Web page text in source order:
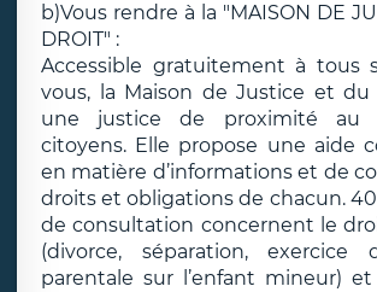
b)Vous rendre à la "MAISON DE
DROIT" :
Accessible gratuitement à tous
vous, la Maison de Justice et du
une justice de proximité au
citoyens. Elle propose une aide
en matière d’informations et de
droits et obligations de chacun.
de consultation concernent le
(divorce, séparation, exercice
parentale sur l’enfant mineur)